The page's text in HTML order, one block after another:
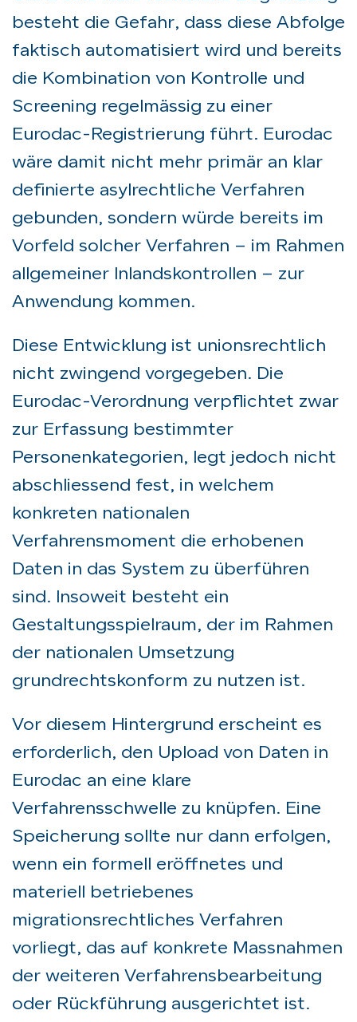
besteht die Gefahr, dass diese Abfolge
faktisch automatisiert wird und bereits
die Kombination von Kontrolle und
Screening regelmässig zu einer
Eurodac-Registrierung führt. Eurodac
wäre damit nicht mehr primär an klar
definierte asylrechtliche Verfahren
gebunden, sondern würde bereits im
Vorfeld solcher Verfahren – im Rahmen
allgemeiner Inlandskontrollen – zur
Anwendung kommen.
Diese Entwicklung ist unionsrechtlich
nicht zwingend vorgegeben. Die
Eurodac-Verordnung verpflichtet zwar
zur Erfassung bestimmter
Personenkategorien, legt jedoch nicht
abschliessend fest, in welchem
konkreten nationalen
Verfahrensmoment die erhobenen
Daten in das System zu überführen
sind. Insoweit besteht ein
Gestaltungsspielraum, der im Rahmen
der nationalen Umsetzung
grundrechtskonform zu nutzen ist.
Vor diesem Hintergrund erscheint es
erforderlich, den Upload von Daten in
Eurodac an eine klare
Verfahrensschwelle zu knüpfen. Eine
Speicherung sollte nur dann erfolgen,
wenn ein formell eröffnetes und
materiell betriebenes
migrationsrechtliches Verfahren
vorliegt, das auf konkrete Massnahmen
der weiteren Verfahrensbearbeitung
oder Rückführung ausgerichtet ist.